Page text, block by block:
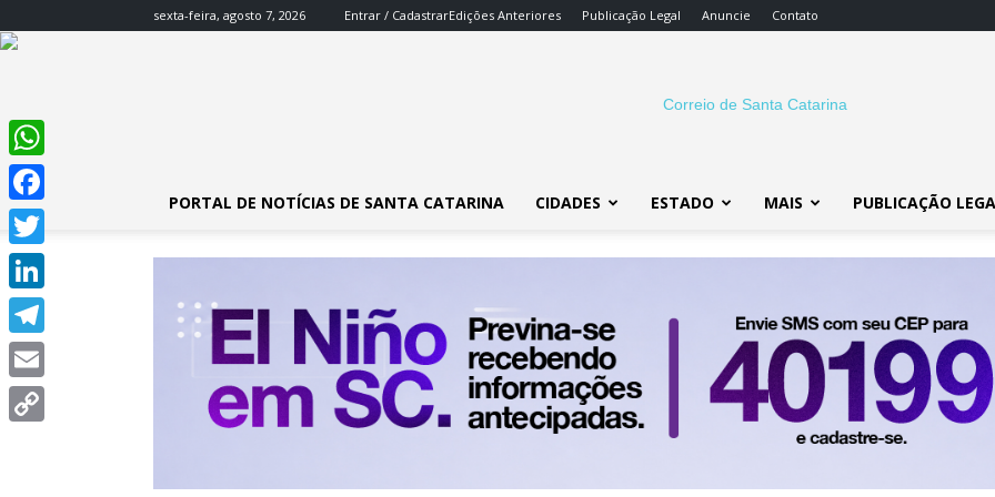
sexta-feira, agosto 7, 2026 Entrar / CadastrarEdições Anteriores Publicação Legal Anuncie Contato
SC
PORTAL DE NOTÍCIAS DE SANTA CATARINA CIDADES ESTADO MAIS PUBLICAÇÃO
WhatsApp
Facebook
Twitter
LinkedIn
Telegram
Email